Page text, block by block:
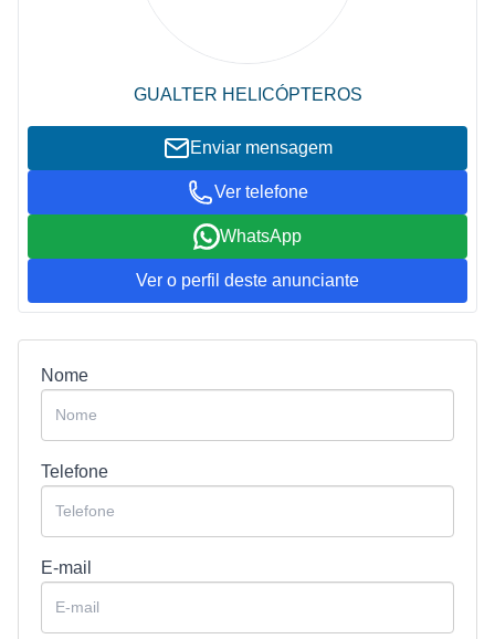
GUALTER HELICÓPTEROS
Enviar mensagem
Ver telefone
WhatsApp
Ver o perfil deste anunciante
Nome
Telefone
E-mail